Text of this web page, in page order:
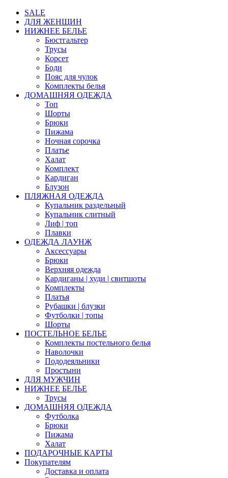
SALE
ДЛЯ ЖЕНЩИН
НИЖНЕЕ БЕЛЬЕ
Бюстгальтер
Трусы
Корсет
Боди
Пояс для чулок
Комплекты белья
ДОМАШНЯЯ ОДЕЖДА
Топ
Шорты
Брюки
Пижама
Ночная сорочка
Платье
Халат
Комплект
Кардиган
Блузон
ПЛЯЖНАЯ ОДЕЖДА
Купальник раздельный
Купальник слитный
Лиф | топ
Плавки
ОДЕЖДА ЛАУНЖ
Аксессуары
Брюки
Верхняя одежда
Кардиганы | худи | свитшоты
Комплекты
Платья
Рубашки | блузки
Футболки | топы
Шорты
ПОСТЕЛЬНОЕ БЕЛЬЕ
Комплекты постельного белья
Наволочки
Пододеяльники
Простыни
ДЛЯ МУЖЧИН
НИЖНЕЕ БЕЛЬЕ
Трусы
ДОМАШНЯЯ ОДЕЖДА
Футболка
Брюки
Пижама
Халат
ПОДАРОЧНЫЕ КАРТЫ
Покупателям
Доставка и оплата